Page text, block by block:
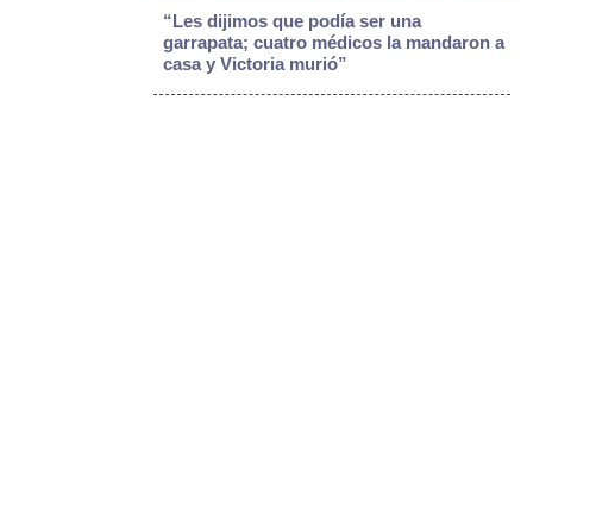
“Les dijimos que podía ser una
garrapata; cuatro médicos la mandaron a
casa y Victoria murió”